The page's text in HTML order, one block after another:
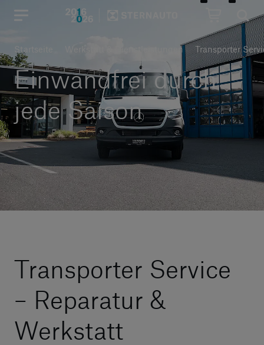
Einwandfrei durch
jede Saison
Werkstatt & Dienstleistungen Transporter
Transporter Service
– Reparatur &
Werkstatt